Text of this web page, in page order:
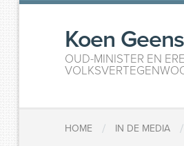
Koen Geens
OUD-MINISTER EN
HOME / IN DE MEDIA /